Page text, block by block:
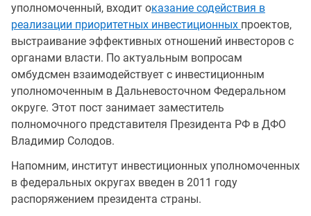
уполномоченный, входит оказание содействия в
реализации приоритетных инвестиционных проектов,
выстраивание эффективных отношений инвесторов с
органами власти. По актуальным вопросам
омбудсмен взаимодействует с инвестиционным
уполномоченным в Дальневосточном Федеральном
округе. Этот пост занимает заместитель
полномочного представителя Президента РФ в ДФО
Владимир Солодов.
Напомним, институт инвестиционных уполномоченных
в федеральных округах введен в 2011 году
распоряжением президента страны.